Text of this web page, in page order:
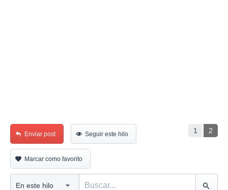
1 2
Enviar post Seguir este hilo
Marcar como favorito